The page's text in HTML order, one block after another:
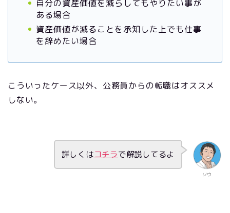
自分の資産価値を減らしてもやりたい事が
ある場合
資産価値が減ることを承知した上でも仕事
を辞めたい場合
こういったケース以外、公務員からの転職はオススメ
しない。
ソウ
詳しくはコチラで解説してるよ